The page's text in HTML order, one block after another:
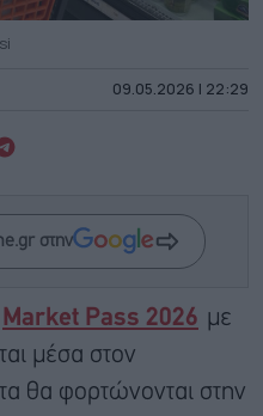
09.05.2026 | 22:29
στην
Market Pass 2026 με
μέσα στον
θα φορτώνονται στην